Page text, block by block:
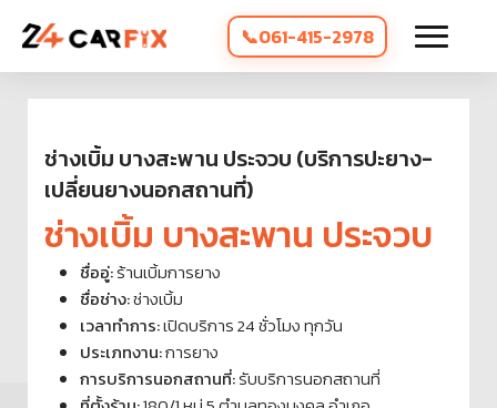
061-415-2978
ช่างเบิ้ม บางสะพาน ประจวบ (บริการปะยาง-
เปลี่ยนยางนอกสถานที่)
ช่างเบิ้ม บางสะพาน ประจวบ
ชื่ออู่:ร้านเบิ้มการยาง
ชื่อช่าง:ช่างเบิ้ม
เวลาทำการ:เปิดบริการ 24 ชั่วโมง ทุกวัน
ประเภทงาน:การยาง
การบริการนอกสถานที่:รับบริการนอกสถานที่